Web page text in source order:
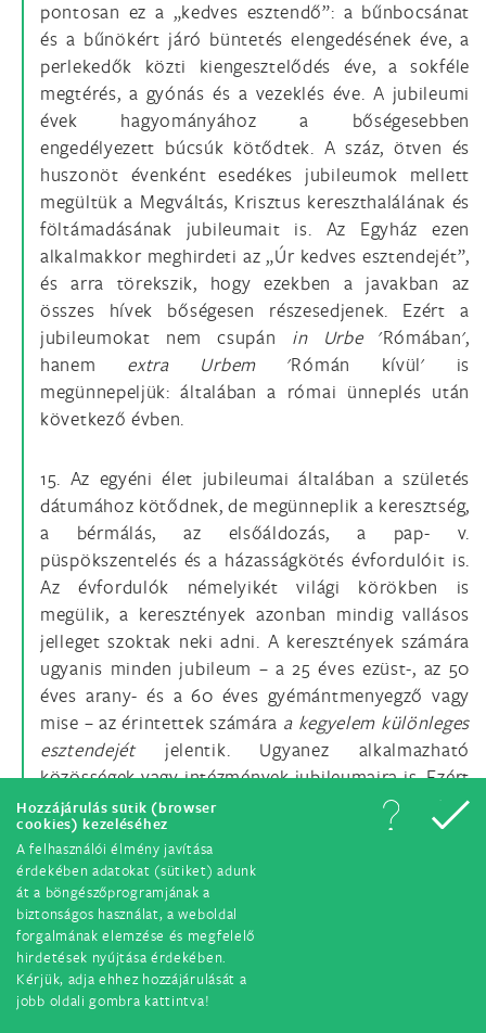
Hozzájárulás sütik (browser
cookies) kezeléséhez
A felhasználói élmény javítása
érdekében adatokat (sütiket) adunk
át a böngészőprogramjának a
biztonságos használat, a weboldal
forgalmának elemzése és megfelelő
hirdetések nyújtása érdekében.
Kérjük, adja ehhez hozzájárulását a
jobb oldali gombra kattintva!
pontosan ez a „kedves esztendő”: a bűnbocsánat
és a bűnökért járó büntetés elengedésének éve, a
perlekedők közti kiengesztelődés éve, a sokféle
megtérés, a gyónás és a vezeklés éve. A jubileumi
évek hagyományához a bőségesebben
engedélyezett búcsúk kötődtek. A száz, ötven és
huszonöt évenként esedékes jubileumok mellett
megültük a Megváltás, Krisztus kereszthalálának és
föltámadásának jubileumait is. Az Egyház ezen
alkalmakkor meghirdeti az „Úr kedves esztendejét”,
és arra törekszik, hogy ezekben a javakban az
összes hívek bőségesen részesedjenek. Ezért a
jubileumokat nem csupán in Urbe'Rómában',
hanem extra Urbem 'Rómán kívül' is
megünnepeljük: általában a római ünneplés után
következő évben.
15. Az egyéni élet jubileumai általában a születés
dátumához kötődnek, de megünneplik a keresztség,
a bérmálás, az elsőáldozás, a pap- v.
püspökszentelés és a házasságkötés évfordulóit is.
Az évfordulók némelyikét világi körökben is
megülik, a keresztények azonban mindig vallásos
jelleget szoktak neki adni. A keresztények számára
ugyanis minden jubileum – a 25 éves ezüst-, az 50
éves arany- és a 60 éves gyémántmenyegző vagy
mise – az érintettek számára a kegyelem különleges
esztendejétjelentik. Ugyanez alkalmazható
közösségek vagy intézmények jubileumaira is. Ezért
ünneplik egy város vagy község alapításának 100
vagy 1000 éves évfordulóját, centenáriumát vagy
millenniumát. Az Egyházban szintén megtartják a
plébániák és az egyházmegyék ilyen jubileumát. S
mindezek a személyes vagy közösségi jubileumok
nagy jelentőségűek mind a személyes, mind a
közösségi életben.